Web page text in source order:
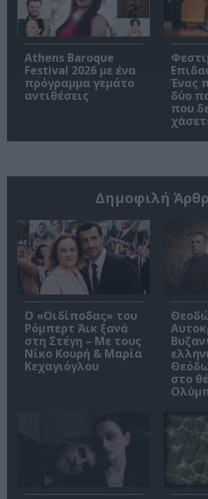
Athens Baroque
Festival 2026 με ένα
πρόγραμμα γεμάτο
αντιθέσεις
Ένας
δύο
που
Δημοφιλή
O «Οιδίποδας» του
Ρόμπερτ Άικ ξανά
στη Στέγη – Με τους
Νίκο Κουρή & Μαρία
Κεχαγιόγλου
στο